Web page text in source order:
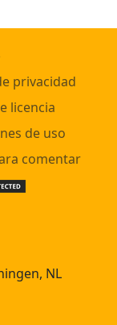
privacidad
licencia
de uso
comentar
NL